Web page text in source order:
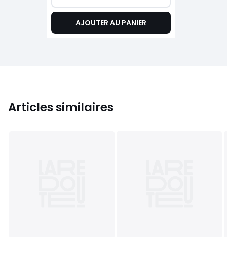
AJOUTER AU PANIER
Articles similaires